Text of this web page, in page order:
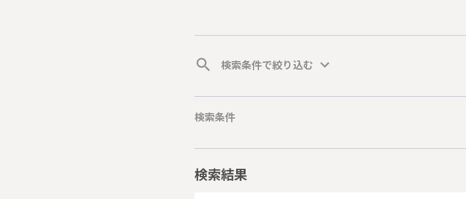
検索条件で絞り込む
検索条件
検索結果